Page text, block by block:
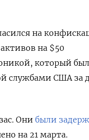
на
на $50
который был
службами США за
Они были
на 21 марта.